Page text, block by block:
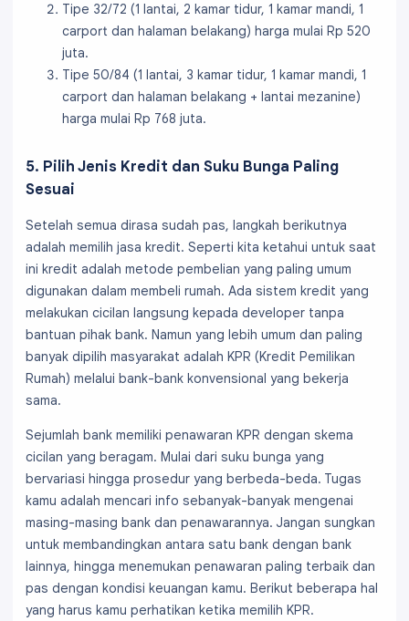
Tipe 32/72 (1 lantai, 2 kamar tidur, 1 kamar mandi, 1
carport dan halaman belakang) harga mulai Rp 520
juta.
Tipe 50/84 (1 lantai, 3 kamar tidur, 1 kamar mandi, 1
carport dan halaman belakang + lantai mezanine)
harga mulai Rp 768 juta.
5. Pilih Jenis Kredit dan Suku Bunga Paling
Sesuai
Setelah semua dirasa sudah pas, langkah berikutnya
adalah memilih jasa kredit. Seperti kita ketahui untuk saat
ini kredit adalah metode pembelian yang paling umum
digunakan dalam membeli rumah. Ada sistem kredit yang
melakukan cicilan langsung kepada developer tanpa
bantuan pihak bank. Namun yang lebih umum dan paling
banyak dipilih masyarakat adalah KPR (Kredit Pemilikan
Rumah) melalui bank-bank konvensional yang bekerja
sama.
Sejumlah bank memiliki penawaran KPR dengan skema
cicilan yang beragam. Mulai dari suku bunga yang
bervariasi hingga prosedur yang berbeda-beda. Tugas
kamu adalah mencari info sebanyak-banyak mengenai
masing-masing bank dan penawarannya. Jangan sungkan
untuk membandingkan antara satu bank dengan bank
lainnya, hingga menemukan penawaran paling terbaik dan
pas dengan kondisi keuangan kamu. Berikut beberapa hal
yang harus kamu perhatikan ketika memilih KPR.